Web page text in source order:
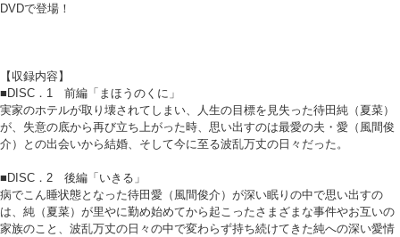
DVDで登場！
【収録内容】
■DISC．1 前編「まほうのくに」
実家のホテルが取り壊されてしまい、人生の目標を見失った待田純（夏菜）
が、失意の底から再び立ち上がった時、思い出すのは最愛の夫・愛（風間俊
介）との出会いから結婚、そして今に至る波乱万丈の日々だった。
■DISC．2 後編「いきる」
病でこん睡状態となった待田愛（風間俊介）が深い眠りの中で思い出すの
は、純（夏菜）が里やに勤め始めてから起こったさまざまな事件やお互いの
家族のこと、波乱万丈の日々の中で変わらず持ち続けてきた純への深い愛情